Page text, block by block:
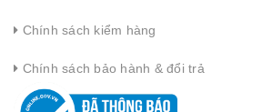
Chính sách kiểm hàng
Chính sách bảo hành & đổi trả